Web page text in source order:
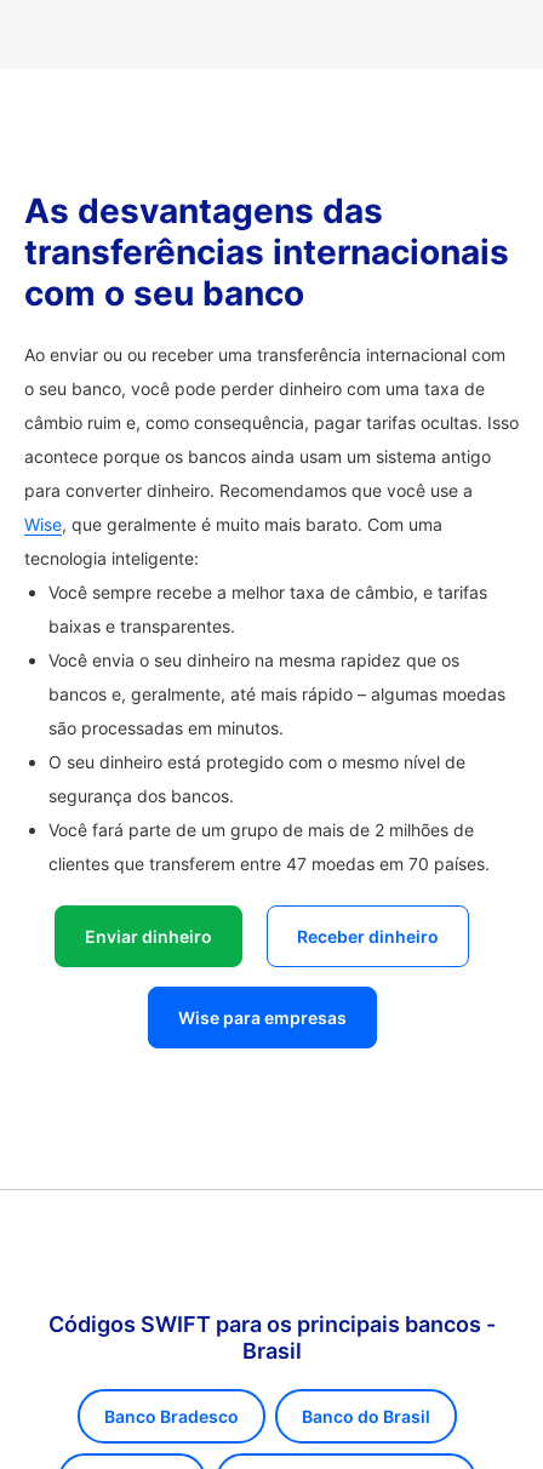
As desvantagens das
transferências internacionais
com o seu banco
Ao enviar ou ou receber uma transferência internacional com
o seu banco, você pode perder dinheiro com uma taxa de
câmbio ruim e, como consequência, pagar tarifas ocultas. Isso
acontece porque os bancos ainda usam um sistema antigo
para converter dinheiro. Recomendamos que você use a
Wise, que geralmente é muito mais barato. Com uma
tecnologia inteligente:
Você sempre recebe a melhor taxa de câmbio, e tarifas
baixas e transparentes.
Você envia o seu dinheiro na mesma rapidez que os
bancos e, geralmente, até mais rápido – algumas moedas
são processadas em minutos.
O seu dinheiro está protegido com o mesmo nível de
segurança dos bancos.
Você fará parte de um grupo de mais de 2 milhões de
clientes que transferem entre 47 moedas em 70 países.
Enviar dinheiro Receber dinheiro
Wise para empresas
Códigos SWIFT para os principais bancos -
Brasil
Banco Bradesco Banco do Brasil